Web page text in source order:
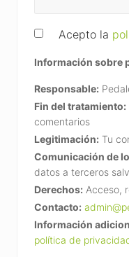
Acepto la
Información sobre
Responsable:
Fin del tratamiento:
comentarios
Legitimación: Tu
Comunicación de
datos a terceros
Derechos: Acceso,
Contacto:
Información
política de